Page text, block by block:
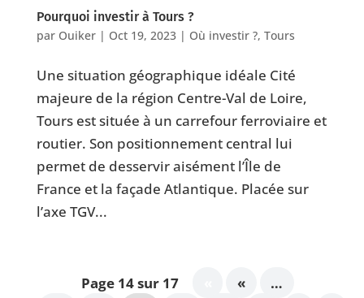
Pourquoi investir à Tours ?
par Ouiker| Oct 19, 2023| Où investir ?, Tours
Une situation géographique idéale Cité
majeure de la région Centre-Val de Loire,
Tours est située à un carrefour ferroviaire et
routier. Son positionnement central lui
permet de desservir aisément l’Île de
France et la façade Atlantique. Placée sur
l’axe TGV...
Page 14 sur 17 «
…